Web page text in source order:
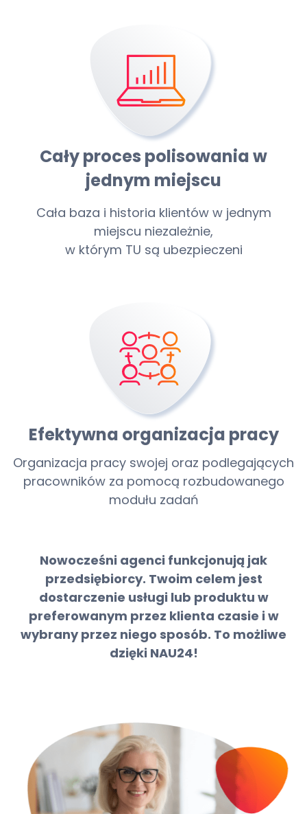
Cały proces polisowania w
jednym miejscu
Cała baza i historia klientów w jednym
miejscu niezależnie,
w którym TU są ubezpieczeni
Efektywna organizacja pracy
Organizacja pracy swojej oraz podlegających
pracowników za pomocą rozbudowanego
modułu zadań
Nowocześni agenci funkcjonują jak
przedsiębiorcy. Twoim celem jest
dostarczenie usługi lub produktu w
preferowanym przez klienta czasie i w
wybrany przez niego sposób. To możliwe
dzięki NAU24!